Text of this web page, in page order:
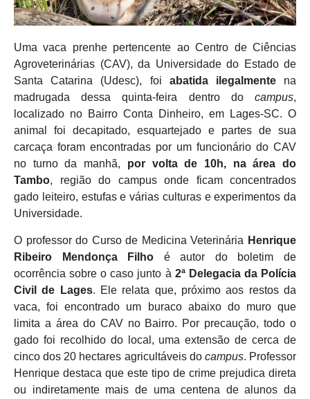
Uma vaca prenhe pertencente ao Centro de Ciências
Agroveterinárias (CAV), da Universidade do Estado de
Santa Catarina (Udesc), foi abatida ilegalmente na
madrugada dessa quinta-feira dentro do campus,
localizado no Bairro Conta Dinheiro, em Lages-SC. O
animal foi decapitado, esquartejado e partes de sua
carcaça foram encontradas por um funcionário do CAV
no turno da manhã, por volta de 10h, na área do
Tambo, região do campus onde ficam concentrados
gado leiteiro, estufas e várias culturas e experimentos da
Universidade.
O professor do Curso de Medicina Veterinária Henrique
Ribeiro Mendonça Filho é autor do boletim de
ocorrência sobre o caso junto à 2ª Delegacia da Polícia
Civil de Lages. Ele relata que, próximo aos restos da
vaca, foi encontrado um buraco abaixo do muro que
limita a área do CAV no Bairro. Por precaução, todo o
gado foi recolhido do local, uma extensão de cerca de
cinco dos 20 hectares agricultáveis do campus. Professor
Henrique destaca que este tipo de crime prejudica direta
ou indiretamente mais de uma centena de alunos da